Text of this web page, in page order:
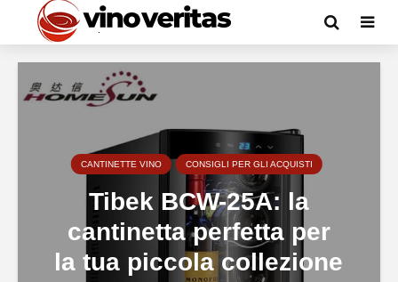
CANTINETTE VINO CONSIGLI PER GLI ACQUISTI
Tibek BCW-25A: la
cantinetta perfetta per
la tua piccola collezione